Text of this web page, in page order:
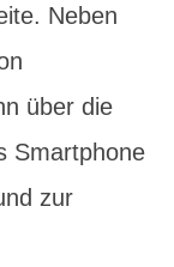
Neben
über die
Smartphone
zur